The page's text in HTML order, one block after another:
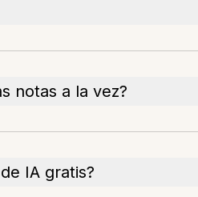
notas a la vez?
IA gratis?